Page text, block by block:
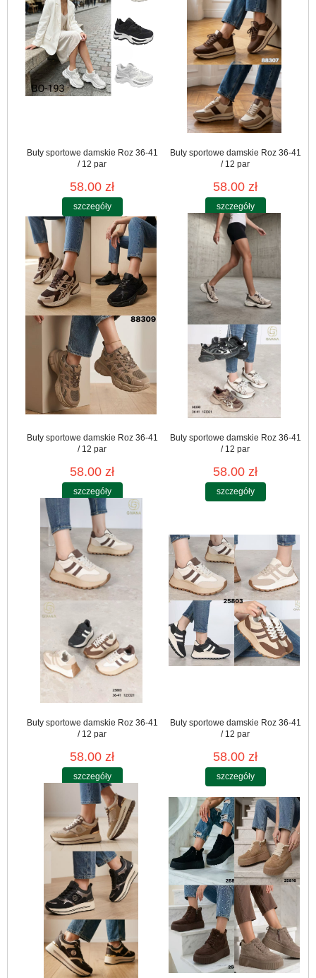
Buty sportowe damskie Roz 36-41
/ 12 par
58.00 zł
szczegóły
Buty sportowe damskie Roz 36-41
/ 12 par
58.00 zł
szczegóły
Buty sportowe damskie Roz 36-41
/ 12 par
58.00 zł
szczegóły
Buty sportowe damskie Roz 36-41
/ 12 par
58.00 zł
szczegóły
Buty sportowe damskie Roz 36-41
/ 12 par
58.00 zł
szczegóły
Buty sportowe damskie Roz 36-41
/ 12 par
58.00 zł
szczegóły